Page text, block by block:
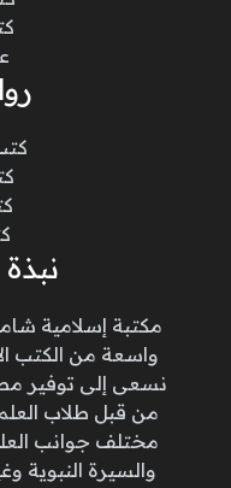
مكتبة إسلامية
واسعة من الكتب
نسعى إلى توفير
من قبل طلاب
مختلف جوانب
والسيرة النبوية